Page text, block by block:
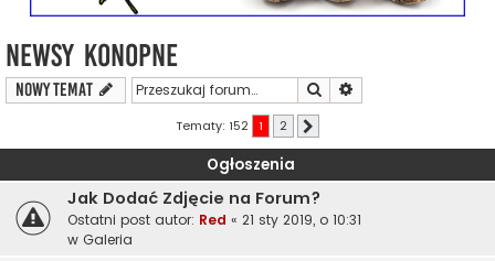
Newsy Konopne
NOWY TEMAT Szukaj
Tematy: 152 1 2
Ogłoszenia
Jak Dodać Zdjęcie na Forum?
Ostatni post autor: Red « 21 sty 2019, o 10:31
w Galeria